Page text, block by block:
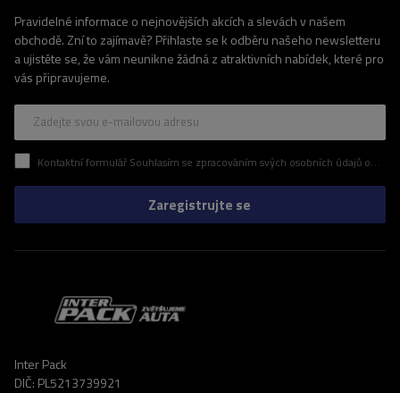
Pravidelné informace o nejnovějších akcích a slevách v našem
obchodě. Zní to zajímavě? Přihlaste se k odběru našeho newsletteru
a ujistěte se, že vám neunikne žádná z atraktivních nabídek, které pro
vás připravujeme.
Zadejte svou e-mailovou adresu
Kontaktní formulář Souhlasím se zpracováním svých osobních údajů obsažených v kontaktním formuláři v souladu s nařízením Evropského parlamentu a Rady (EU)
Zaregistrujte se
Inter Pack
DIČ: PL5213739921